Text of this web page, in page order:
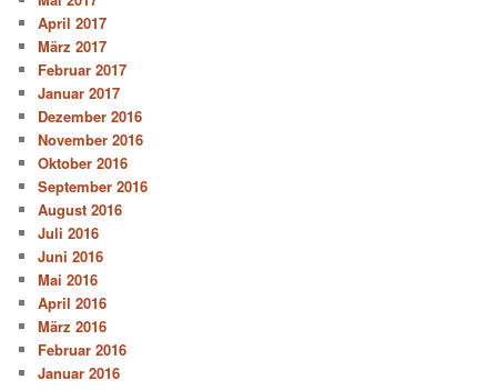
April 2017
März 2017
Februar 2017
Januar 2017
Dezember 2016
November 2016
Oktober 2016
September 2016
August 2016
Juli 2016
Juni 2016
Mai 2016
April 2016
März 2016
Februar 2016
Januar 2016